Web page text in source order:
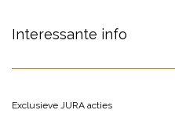
Interessante info
Exclusieve JURA acties